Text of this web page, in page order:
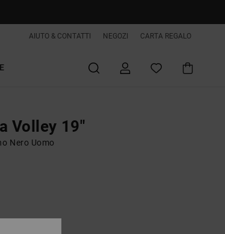
AIUTO & CONTATTI NEGOZI CARTA REGALO
Volley 19"
Nero Uomo